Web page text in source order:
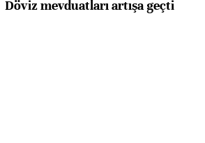
Döviz mevduatları artışa geçti